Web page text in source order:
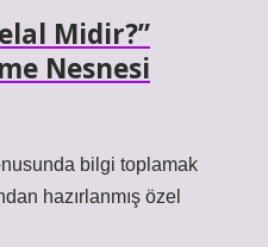
Midir?”
Nesnesi
bilgi toplamak
hazırlanmış özel